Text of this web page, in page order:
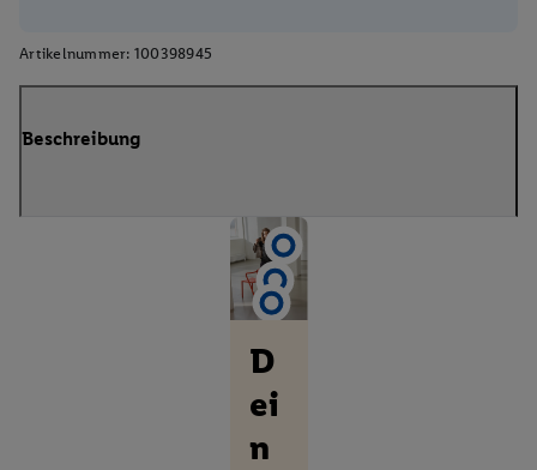
Artikelnummer: 100398945
Beschreibung
D
ei
n